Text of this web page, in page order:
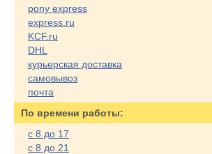
pony express
express.ru
KCF.ru
DHL
курьерская доставка
самовывоз
почта
По времени работы:
с 8 до 17
с 8 до 21